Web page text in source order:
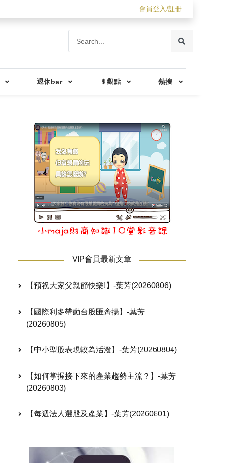
會員登入/註冊
退休bar ＄觀點 熱搜
VIP會員最新文章
【預祝大家父親節快樂!】-葉芳(20260806)
【國際利多帶動台股匯齊揚】-葉芳
(20260805)
【中小型股表現較為活潑】-葉芳(20260804)
【如何掌握接下來的產業趨勢主流？】-葉芳
(20260803)
【每週法人選股及產業】-葉芳(20260801)